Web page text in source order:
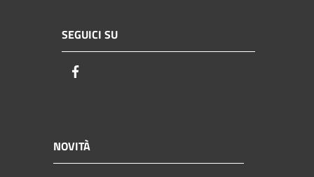
SEGUICI SU
NOVITÀ